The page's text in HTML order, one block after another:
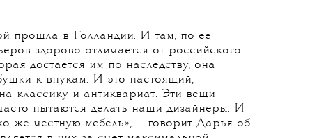
дизайн